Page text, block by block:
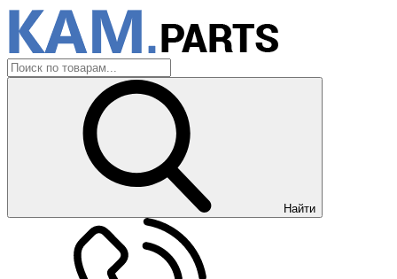
Найти